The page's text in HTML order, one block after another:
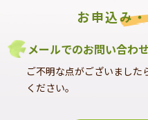
お申込み
メールでのお問い合わせ
ご不明な点がございました
ください。